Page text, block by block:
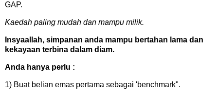
GAP.
Kaedah paling mudah dan mampu milik.
Insyaallah, simpanan anda mampu bertahan lama dan
kekayaan terbina dalam diam.
Anda hanya perlu :
1) Buat belian emas pertama sebagai 'benchmark".